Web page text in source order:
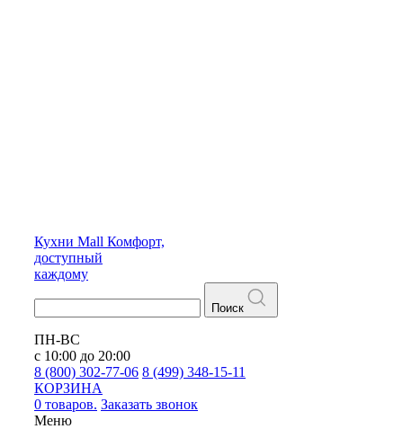
Кухни Mall Комфорт,
доступный
каждому
Поиск
ПН-ВС
с 10:00 до 20:00
8 (800) 302-77-06 8 (499) 348-15-11
КОРЗИНА
0 товаров. Заказать звонок
Меню